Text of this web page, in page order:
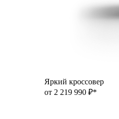
Яркий кроссовер
от 2 219 990 ₽*